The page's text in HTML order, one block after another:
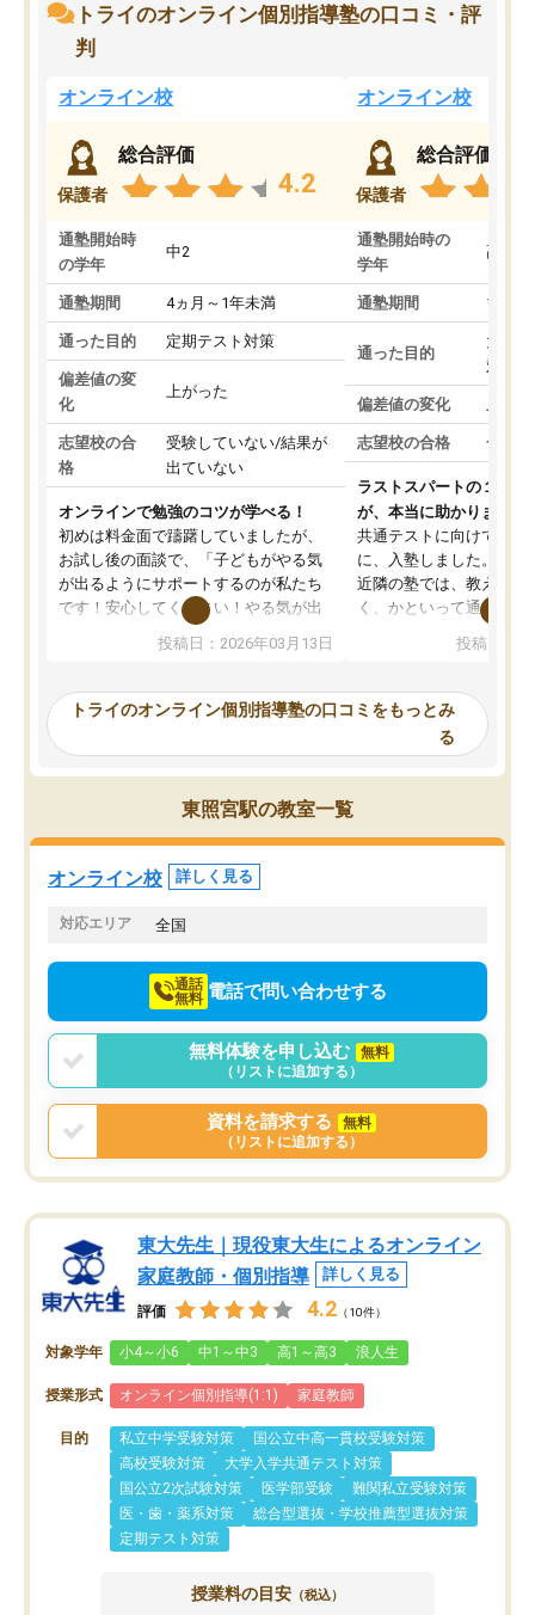
トライのオンライン個別指導塾の口コミ・評
判
オンライン校
保護者
総合評価
4.2
通塾開始時
の学年
中2
通塾期間 4ヵ月～1年未満
通った目的 定期テスト対策
偏差値の変
化
上がった
志望校の合
格
受験していない/結果が
出ていない
オンラインで勉強のコツが学べる！
初めは料金面で躊躇していましたが、
お試し後の面談で、「子どもがやる気
が出るようにサポートするのが私たち
です！安心してください！やる気が出
ないのは私たち講師の責任です」と言
ってくださり、確かに！と考えて、思
ったんですが、学生の先生から学ぶこ
み、徐々に成績が上がったらいいなと
思っていました。何が今足りないのか
を的確に指導いただき、子どももびっ
くりするほど楽しんでやる気を持って
塾を受けています。狙い通り、少しず
つ成績も上がり、苦手意識も無くなっ
てきたので、さらに苦手な数学も追加
でお願いしました。来年の高校受験に
投稿日：2026年03月13日
オンライン校
保護者
総合評価
通塾開始時の
学年
高3
通塾期間 1～3
通った目的
大学
対策
偏差値の変化
志望校の合格 合格
ラストスパートの１か月
が、本当に助かりました
共通テストに向けての追
に、入塾しました。田舎
近隣の塾では、教えても
く、かといって通うには
可能なので本当に助か
らないところをピンポイ
頂いて、とてもわかり
していました。一生を
スト、多少お金がかかっ
投稿日：
トライのオンライン個別指導塾の口コミをもっとみ
る
東照宮駅の教室一覧
オンライン校 詳しく見る
対応エリア 全国
通話
無料 電話で問い合わせする
無料体験を申し込む
無料
（リストに追加する）
資料を請求する
無料
（リストに追加する）
東大先生｜現役東大生によるオンライン
家庭教師・個別指導
詳しく見る
評価 4.2 （10件）
対象学年 小4～小6 中1～中3 高1～高3 浪人生
授業形式 オンライン個別指導(1:1) 家庭教師
目的 私立中学受験対策
国公立中高一貫校受験対策
高校受験対策
大学入学共通テスト対策
国公立2次試験対策
医学部受験
難関私立受験対策
医・歯・薬系対策
総合型選抜・学校推薦型選抜対策
定期テスト対策
授業料の目安 （税込）